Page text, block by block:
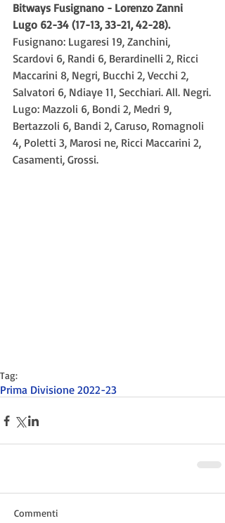
Bitways Fusignano - Lorenzo Zanni
Lugo 62-34 (17-13, 33-21, 42-28).
Fusignano: Lugaresi 19, Zanchini,
Scardovi 6, Randi 6, Berardinelli 2, Ricci
Maccarini 8, Negri, Bucchi 2, Vecchi 2,
Salvatori 6, Ndiaye 11, Secchiari. All. Negri.
Lugo: Mazzoli 6, Bondi 2, Medri 9,
Bertazzoli 6, Bandi 2, Caruso, Romagnoli
4, Poletti 3, Marosi ne, Ricci Maccarini 2,
Casamenti, Grossi.
Tag:
Prima Divisione 2022-23
Commenti